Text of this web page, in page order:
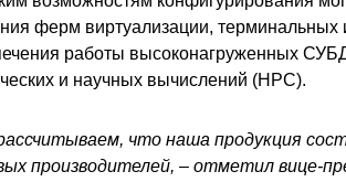
ферм виртуализации,
работы высоконагруженных
и научных вычислений (HPC).
что наша продукция
производителей, – отметил вице-